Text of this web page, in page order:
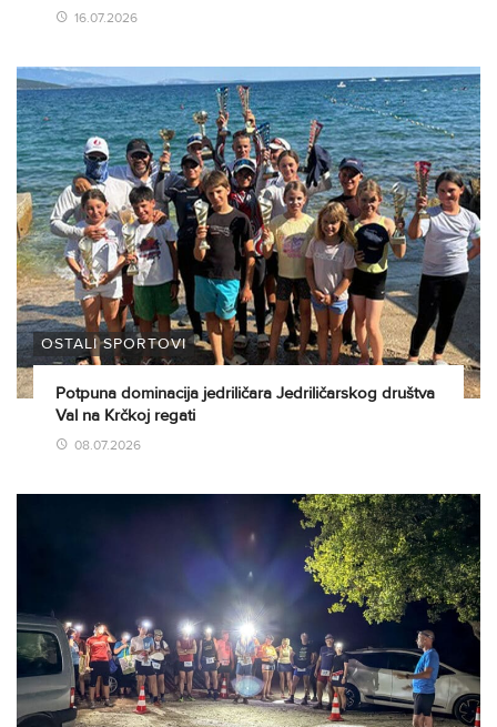
16.07.2026
OSTALI SPORTOVI
Potpuna dominacija jedriličara Jedriličarskog društva
Val na Krčkoj regati
08.07.2026